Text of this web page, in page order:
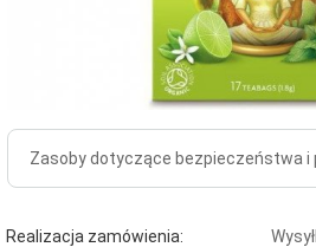
Zasoby dotyczące bezpieczeństwa i
Realizacja zamówienia: